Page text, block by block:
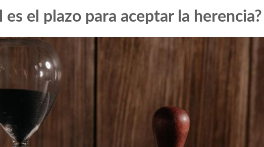
es el plazo para aceptar la herencia?